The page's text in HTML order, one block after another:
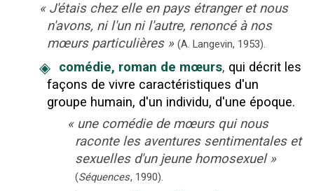
« J'étais chez elle en pays étranger et nous
n'avons, ni l'un ni l'autre, renoncé à nos
mœurs particulières » (A. Langevin, 1953).
◈ comédie, roman de mœurs, qui décrit les
façons de vivre caractéristiques d'un
groupe humain, d'un individu, d'une époque.
« une comédie de mœurs qui nous
raconte les aventures sentimentales et
sexuelles d'un jeune homosexuel »
(Séquences, 1990).